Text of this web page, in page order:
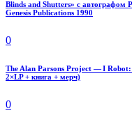
Blinds and Shutters» с автографом
Genesis Publications 1990
0
The Alan Parsons Project — I
2×LP + книга + мерч)
0